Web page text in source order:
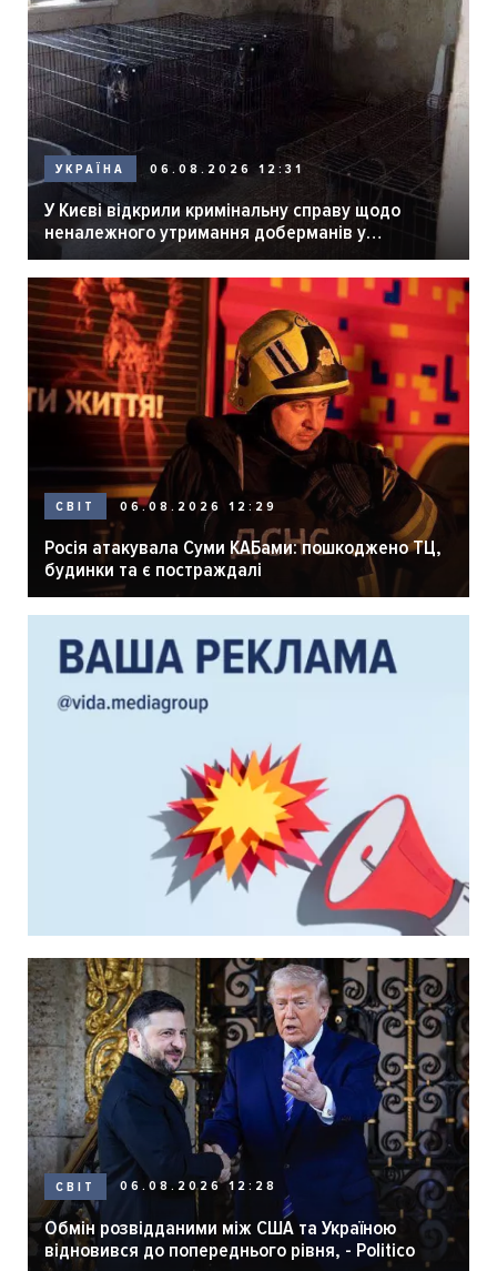
УКРАЇНА 06.08.2026 12:31
У Києві відкрили кримінальну справу щодо
неналежного утримання доберманів у
розпліднику
СВІТ 06.08.2026 12:29
Росія атакувала Суми КАБами: пошкоджено ТЦ,
будинки та є постраждалі
СВІТ 06.08.2026 12:28
Обмін розвідданими між США та Україною
відновився до попереднього рівня, - Politico